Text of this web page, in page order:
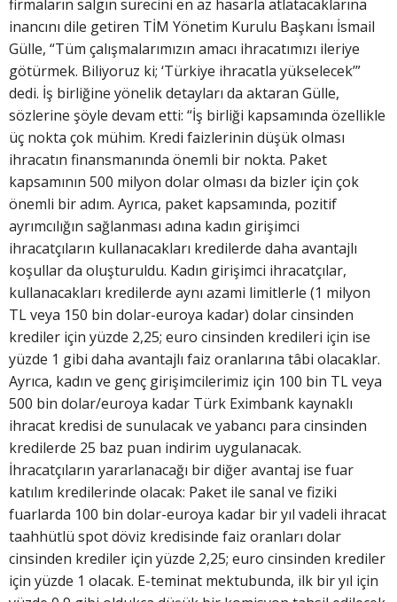
firmaların salgın sürecini en az hasarla atlatacaklarına
inancını dile getiren TİM Yönetim Kurulu Başkanı İsmail
Gülle, “Tüm çalışmalarımızın amacı ihracatımızı ileriye
götürmek. Biliyoruz ki; ‘Türkiye ihracatla yükselecek’”
dedi. İş birliğine yönelik detayları da aktaran Gülle,
sözlerine şöyle devam etti: “İş birliği kapsamında özellikle
üç nokta çok mühim. Kredi faizlerinin düşük olması
ihracatın finansmanında önemli bir nokta. Paket
kapsamının 500 milyon dolar olması da bizler için çok
önemli bir adım. Ayrıca, paket kapsamında, pozitif
ayrımcılığın sağlanması adına kadın girişimci
ihracatçıların kullanacakları kredilerde daha avantajlı
koşullar da oluşturuldu. Kadın girişimci ihracatçılar,
kullanacakları kredilerde aynı azami limitlerle (1 milyon
TL veya 150 bin dolar-euroya kadar) dolar cinsinden
krediler için yüzde 2,25; euro cinsinden kredileri için ise
yüzde 1 gibi daha avantajlı faiz oranlarına tâbi olacaklar.
Ayrıca, kadın ve genç girişimcilerimiz için 100 bin TL veya
500 bin dolar/euroya kadar Türk Eximbank kaynaklı
ihracat kredisi de sunulacak ve yabancı para cinsinden
kredilerde 25 baz puan indirim uygulanacak.
İhracatçıların yararlanacağı bir diğer avantaj ise fuar
katılım kredilerinde olacak: Paket ile sanal ve fiziki
fuarlarda 100 bin dolar-euroya kadar bir yıl vadeli ihracat
taahhütlü spot döviz kredisinde faiz oranları dolar
cinsinden krediler için yüzde 2,25; euro cinsinden krediler
için yüzde 1 olacak. E-teminat mektubunda, ilk bir yıl için